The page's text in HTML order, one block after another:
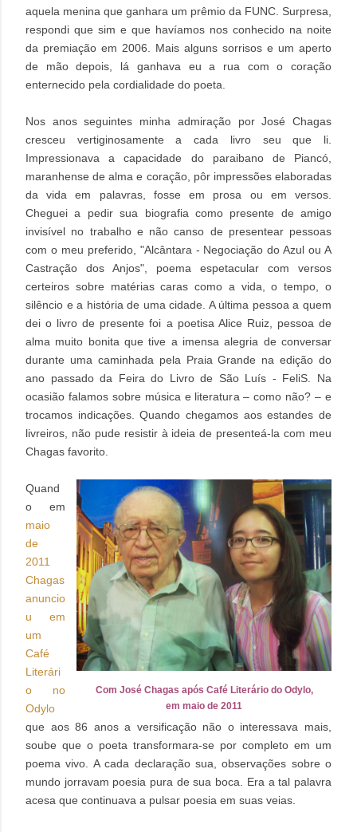
aquela menina que ganhara um prêmio da FUNC. Surpresa,
respondi que sim e que havíamos nos conhecido na noite
da premiação em 2006. Mais alguns sorrisos e um aperto
de mão depois, lá ganhava eu a rua com o coração
enternecido pela cordialidade do poeta.
Nos anos seguintes minha admiração por José Chagas
cresceu vertiginosamente a cada livro seu que li.
Impressionavaa capacidade do paraibano de Piancó,
maranhense de alma e coração, pôr impressões elaboradas
da vida em palavras, fosse em prosa ou em versos.
Cheguei a pedir sua biografia como presente de amigo
invisível no trabalho e não canso de presentear pessoas
com o meu preferido, "Alcântara - Negociação do Azul ou A
Castração dos Anjos", poema espetacular com versos
certeiros sobre matérias caras como a vida, o tempo, o
silêncio e a história de uma cidade. A última pessoa a quem
dei o livro de presente foi a poetisa Alice Ruiz, pessoa de
alma muito bonita que tive a imensa alegria de conversar
durante uma caminhada pela Praia Grande na edição do
ano passado da Feira do Livro de São Luís - FeliS. Na
ocasião falamos sobre música e literatura – como não? – e
trocamos indicações. Quando chegamos aos estandes de
livreiros, não pude resistir à ideia de presenteá-la com meu
Chagas favorito.
Com José Chagas após Café Literário do Odylo,
em maio de 2011
Quand
o em
maio
de
2011
Chagas
anuncio
u em
um
Café
Literári
o no
Odylo
que aos 86 anos a versificação não o interessava mais,
soube que o poeta transformara-se por completo em um
poema vivo. A cada declaração sua, observações sobre o
mundo jorravam poesia pura de sua boca. Era a tal palavra
acesa que continuava a pulsar poesia em suas veias.